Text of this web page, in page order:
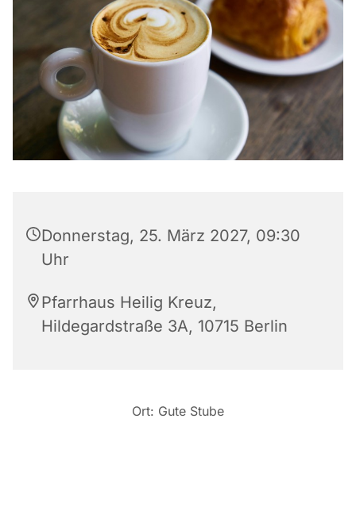
Donnerstag, 25. März 2027, 09:30
Uhr
Pfarrhaus Heilig Kreuz,
Hildegardstraße 3A, 10715 Berlin
Ort: Gute Stube